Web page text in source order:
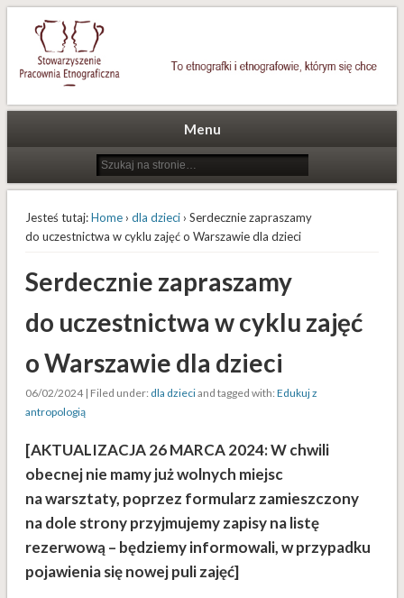
Stowarzyszenie Pracownia
Etnograficzna
To etnografki i etnografowie, którym się chce
Menu
Jesteś tutaj:Home› dla dzieci› Serdecznie zapraszamy
do uczestnictwa w cyklu zajęć o Warszawie dla dzieci
Serdecznie zapraszamy
do uczestnictwa w cyklu zajęć
o Warszawie dla dzieci
06/02/2024 | Filed under: dla dzieciand tagged with: Edukuj z
antropologią
[AKTUALIZACJA 26 MARCA 2024: W chwili
obecnej nie mamy już wolnych miejsc
na warsztaty, poprzez formularz zamieszczony
na dole strony przyjmujemy zapisy na listę
rezerwową – będziemy informowali, w przypadku
pojawienia się nowej puli zajęć]